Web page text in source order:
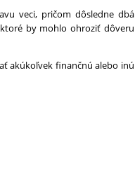
veci, pričom dôsledne dbá
by mohlo ohroziť dôveru
akúkoľvek finančnú alebo inú